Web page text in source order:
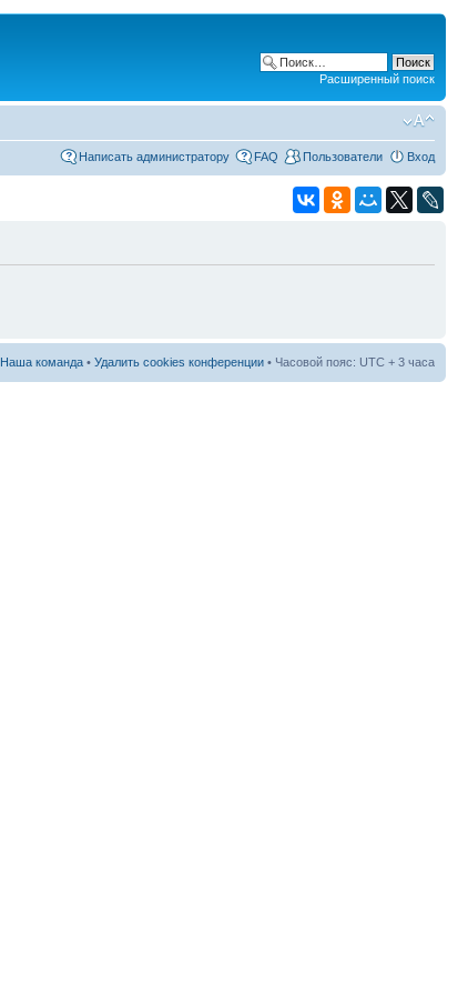
Расширенный поиск
Написать администратору FAQ Пользователи Вход
Наша команда • Удалить cookies конференции • Часовой пояс: UTC + 3 часа